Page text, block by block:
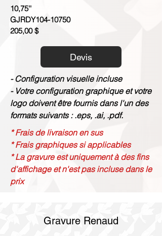
10,75''
GJRDY104-10750
205,00 $
Devis
- Configuration visuelle incluse
- Votre configuration graphique et votre
logo doivent être fournis dans l'un des
formats suivants : .eps, .ai, .pdf.
* Frais de livraison en sus
* Frais graphiques si applicables
* La gravure est uniquement à des fins
d'affichage et n'est pas incluse dans le
prix
Gravure Renaud